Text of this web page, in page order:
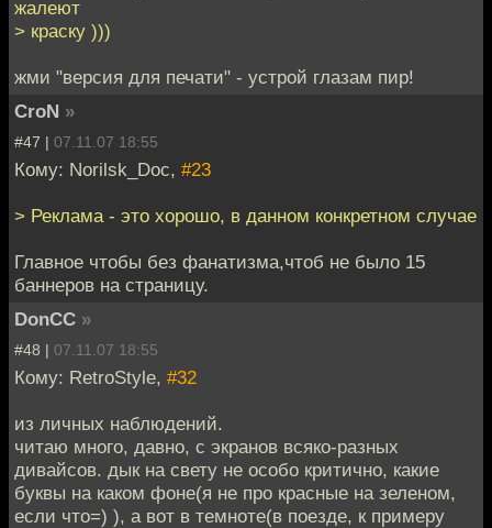
жалеют
> краску )))
жми "версия для печати" - устрой глазам пир!
CroN »
#47 | 07.11.07 18:55
Кому: Norilsk_Doc, #23
> Реклама - это хорошо, в данном конкретном случае
Главное чтобы без фанатизма,чтоб не было 15
баннеров на страницу.
DonCC »
#48 | 07.11.07 18:55
Кому: RetroStyle, #32
из личных наблюдений.
читаю много, давно, с экранов всяко-разных
дивайсов. дык на свету не особо критично, какие
буквы на каком фоне(я не про красные на зеленом,
если что=) ), а вот в темноте(в поезде, к примеру